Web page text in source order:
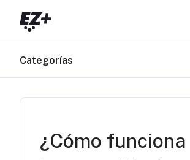
Categorías
¿Cómo funciona